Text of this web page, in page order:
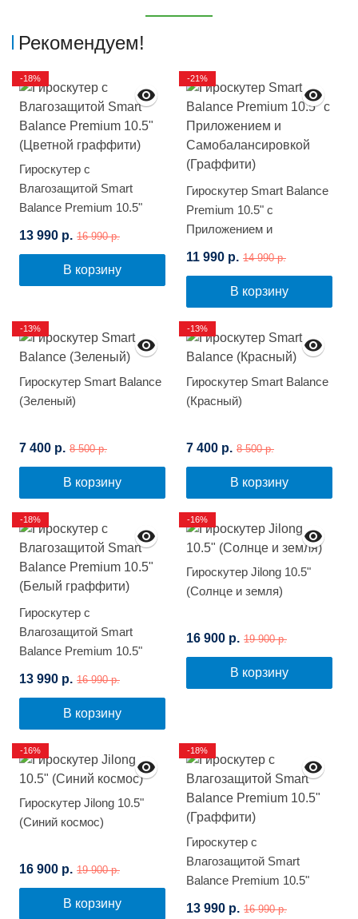
Рекомендуем!
Гироскутер с
Влагозащитой Smart
Balance Premium 10.5"
13 990 р. 16 990 р.
В корзину
-18%
Гироскутер Smart Balance
Premium 10.5" с
Приложением и
(Граффити)
11 990 р. 14 990 р.
В корзину
-21%
Гироскутер Smart Balance
(Зеленый)
7 400 р. 8 500 р.
В корзину
-13%
Гироскутер Smart Balance
(Красный)
7 400 р. 8 500 р.
В корзину
-13%
Гироскутер с
Влагозащитой Smart
Balance Premium 10.5"
13 990 р. 16 990 р.
В корзину
-18%
Гироскутер Jilong 10.5"
(Солнце и земля)
16 900 р. 19 900 р.
В корзину
-16%
Гироскутер Jilong 10.5"
(Синий космос)
16 900 р. 19 900 р.
В корзину
-16%
Гироскутер с
Влагозащитой Smart
Balance Premium 10.5"
13 990 р. 16 990 р.
-18%